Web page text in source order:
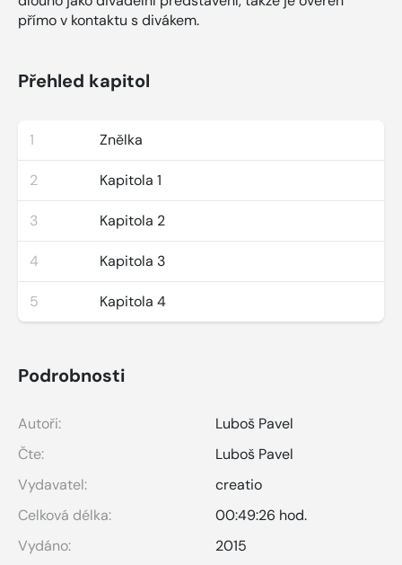
přímo v kontaktu s divákem.
Přehled kapitol
1 Znělka
2 Kapitola 1
3 Kapitola 2
4 Kapitola 3
5 Kapitola 4
Podrobnosti
Autoři:
Luboš Pavel
Čte:
Luboš Pavel
Vydavatel:
creatio
Celková délka:
00:49:26 hod.
Vydáno:
2015